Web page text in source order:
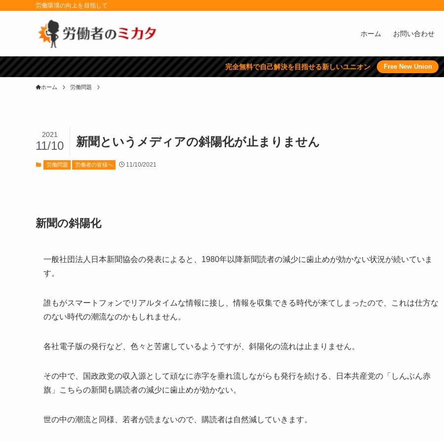
労働環境の向上を目指して
ホーム お問い合わせ
完全無料で自己解決を目指せる新しいユニオン Free New Union
ホーム 労働問題
新聞というメディアの斜陽化が止まりません
2021
11/10
労働問題 労働者の皆様へ 11/10/2021
新聞の斜陽化
一般社団法人日本新聞協会の発表によると、1980年以降新聞読者の減少に歯止めが効かない状況が続いていま
す。
誰もがスマートフォンでリアルタイムな情報に接し、情報を収集できる時代が来てしまったので、これは仕方な
のない時代の潮流なのかもしれません。
各社電子版の発行など、色々と苦慮しているようですが、斜陽化の流れは止まりません。
その中で、国政政党の収入源として頑なに赤字を垂れ流しながらも発行を続ける、日本共産党の「しんぶん赤
旗」こちらの新聞も購読者の減少に歯止めが効かない。
世の中の潮流と同様、若者が読まないので、購読者は自然減していきます。